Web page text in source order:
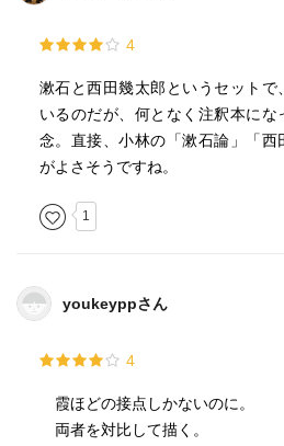
4
漱石と西田幾太郎というセットで
いるのだが、何となく注釈本に
念。直接、小林の「漱石論」「
がよさそうですね。
1
youkeyppさん
4
霞ほどの接点しかないのに。
両者を対比して描く。